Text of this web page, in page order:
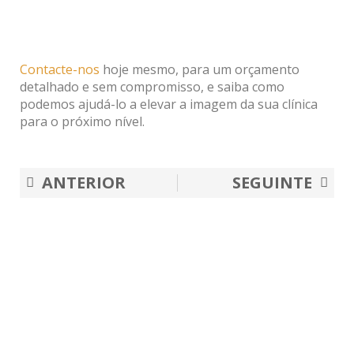
Contacte-nos hoje mesmo, para um orçamento
detalhado e sem compromisso, e saiba como
podemos ajudá-lo a elevar a imagem da sua clínica
para o próximo nível.
Prev
ANTERIOR SEGUINTE